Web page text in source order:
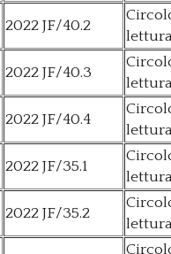
2022 JF/40.2
2022 JF/40.3
2022 JF/40.4
2022 JF/35.1
2022 JF/35.2